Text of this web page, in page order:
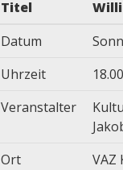
Titel
Datum
Uhrzeit
Veranstalter
Ort
VAZ